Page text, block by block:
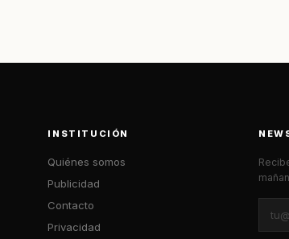
INSTITUCIÓN
Quiénes somos
Publicidad
Contacto
Privacidad